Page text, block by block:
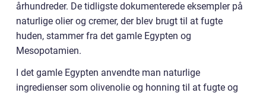
århundreder. De tidligste dokumenterede eksempler på
naturlige olier og cremer, der blev brugt til at fugte
huden, stammer fra det gamle Egypten og
Mesopotamien.
I det gamle Egypten anvendte man naturlige
ingredienser som olivenolie og honning til at fugte og